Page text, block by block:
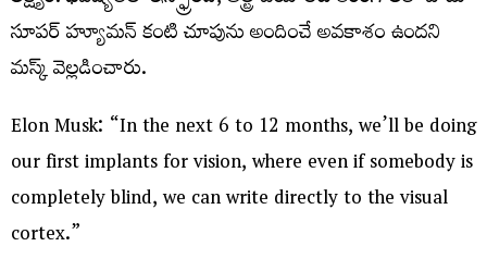
సూపర్ హ్యూమన్ కంటి చూపును అందించే అవకాశం ఉందని
మస్క్ వెల్లడించారు.
Elon Musk: “In the next 6 to 12 months, we’ll be doing
our first implants for vision, where even if somebody is
completely blind, we can write directly to the visual
cortex.”